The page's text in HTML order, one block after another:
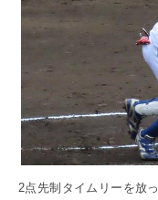
2点先制タイムリーを放